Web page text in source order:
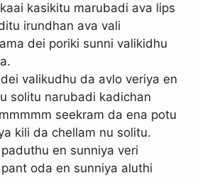
kasikitu marubadi ava lips
irundhan ava vali
dei poriki sunni valikidhu
valikudhu da avlo veriya en
solitu narubadi kadichan
seekram da ena potu
kili da chellam nu solitu.
en sunniya veri
oda en sunniya aluthi